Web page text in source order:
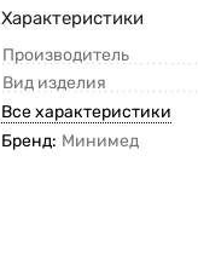
Характеристики
Производитель
Вид изделия
Все характеристики
Бренд: Минимед